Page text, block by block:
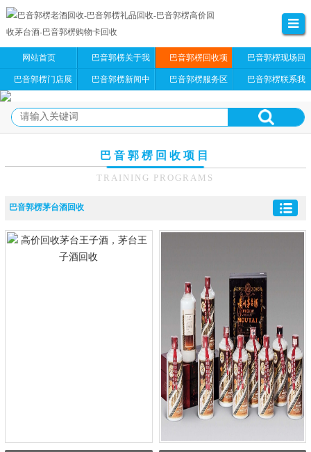
网站首页 巴音郭楞关于我
们
巴音郭楞回收项
目
巴音郭楞现场回
收
巴音郭楞门店展 巴音郭楞新闻中 巴音郭楞服务区 巴音郭楞联系我
巴音郭楞回收项目
TRAINING PROGRAMS
巴音郭楞茅台酒回收